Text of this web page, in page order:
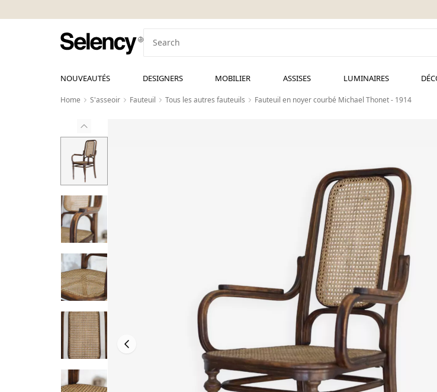
NOUVEAUTÉS DESIGNERS MOBILIER ASSISES LUMINAIRES
Home S'asseoir Fauteuil Tous les autres fauteuils Fauteuil en noyer courbé Michael Thonet - 1914